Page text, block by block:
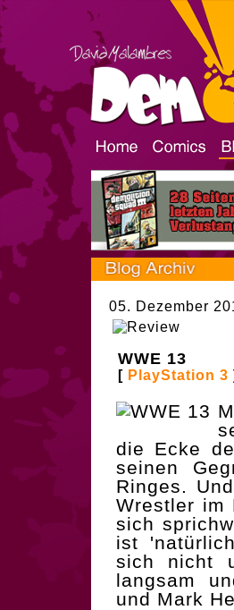
05. Dezember
WWE 13
[ PlayStation 3
die Ecke
seinen
Ringes.
Wrestler im
sich
ist
sich nicht
langsam
und Mark